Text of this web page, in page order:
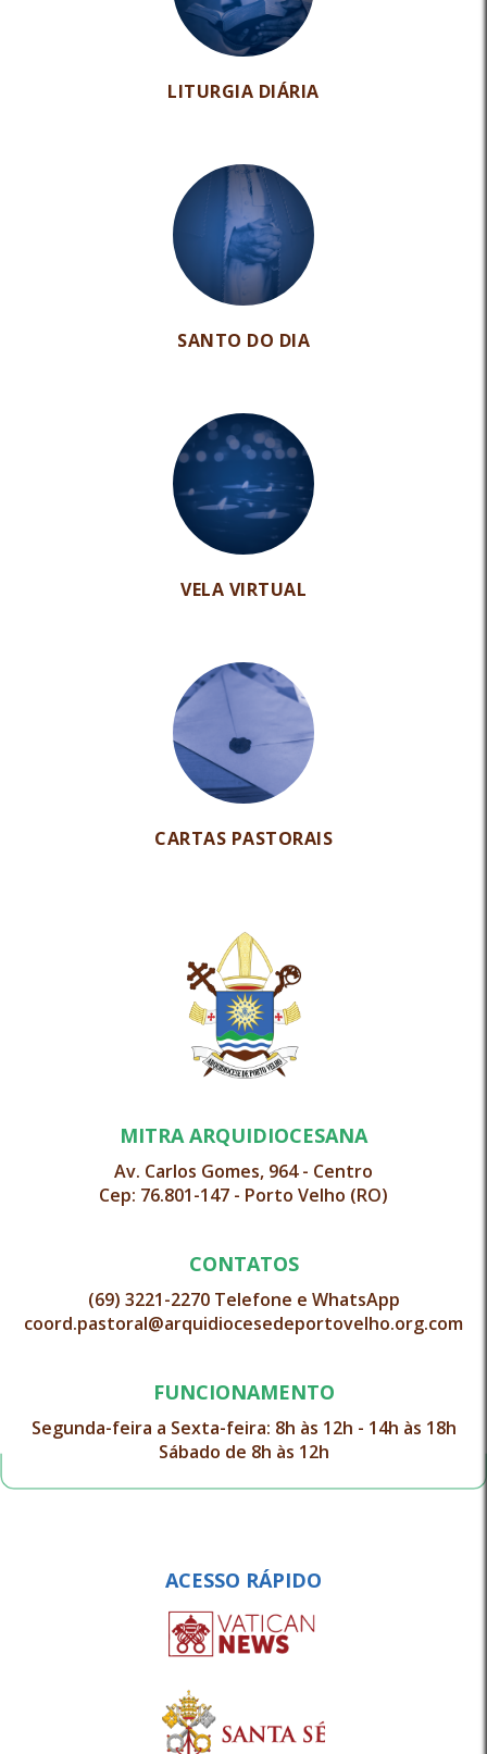
LITURGIA DIÁRIA
SANTO DO DIA
VELA VIRTUAL
CARTAS PASTORAIS
MITRA ARQUIDIOCESANA
Av. Carlos Gomes, 964 - Centro
Cep: 76.801-147 - Porto Velho (RO)
CONTATOS
(69) 3221-2270 Telefone e WhatsApp
coord.pastoral@arquidiocesedeportovelho.org.com
FUNCIONAMENTO
Segunda-feira a Sexta-feira: 8h às 12h - 14h às 18h
Sábado de 8h às 12h
ACESSO RÁPIDO